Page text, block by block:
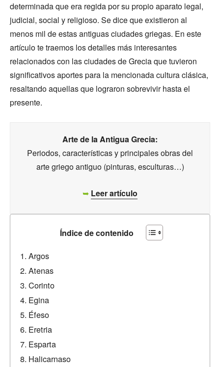
determinada que era regida por su propio aparato legal,
judicial, social y religioso. Se dice que existieron al
menos mil de estas antiguas ciudades griegas. En este
artículo te traemos los detalles más interesantes
relacionados con las ciudades de Grecia que tuvieron
significativos aportes para la mencionada cultura clásica,
resaltando aquellas que lograron sobrevivir hasta el
presente.
Arte de la Antigua Grecia:
Periodos, características y principales obras del
arte griego antiguo (pinturas, esculturas…)
➥ Leer artículo
Índice de contenido
Argos
Atenas
Corinto
Egina
Éfeso
Eretria
Esparta
Halicarnaso